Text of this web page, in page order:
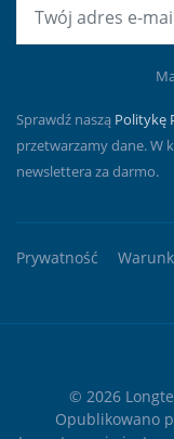
Sprawdź naszą Politykę
przetwarzamy dane. W
newslettera za darmo.
Prywatność
© 2026
Opublikowano